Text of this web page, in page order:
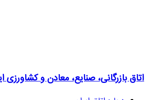
اتاق بازرگانی، صنایع، معادن و کشاورزی